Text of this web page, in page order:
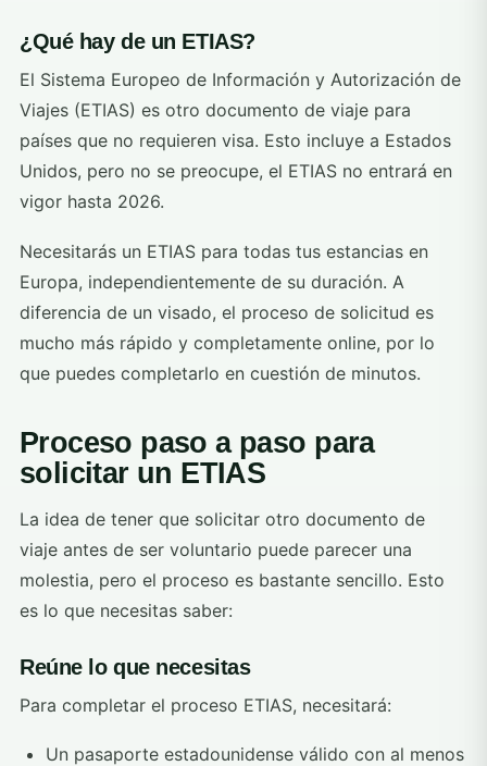
¿Qué hay de un ETIAS?
El Sistema Europeo de Información y Autorización de
Viajes (ETIAS) es otro documento de viaje para
países que no requieren visa. Esto incluye a Estados
Unidos, pero no se preocupe, el ETIAS no entrará en
vigor hasta 2026.
Necesitarás un ETIAS para todas tus estancias en
Europa, independientemente de su duración. A
diferencia de un visado, el proceso de solicitud es
mucho más rápido y completamente online, por lo
que puedes completarlo en cuestión de minutos.
Proceso paso a paso para
solicitar un ETIAS
La idea de tener que solicitar otro documento de
viaje antes de ser voluntario puede parecer una
molestia, pero el proceso es bastante sencillo. Esto
es lo que necesitas saber:
Reúne lo que necesitas
Para completar el proceso ETIAS, necesitará:
Un pasaporte estadounidense válido con al menos